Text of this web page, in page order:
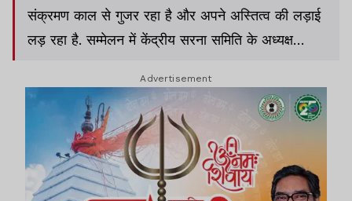
संक्रमण काल से गुजर रहा है और अपने अस्तित्व की लड़ाई
लड़ रहा है. सम्मेलन में केंद्रीय सरना समिति के अध्यक्ष
उरांव, रमेश नगेशिया समेत अन्य लोग मौजूद थे.
Advertisement